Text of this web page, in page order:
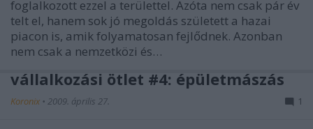
foglalkozott ezzel a területtel. Azóta nem csak pár év
telt el, hanem sok jó megoldás született a hazai
piacon is, amik folyamatosan fejlődnek. Azonban
nem csak a nemzetközi és…
vállalkozási ötlet #4: épületmászás
Koronix • 2009. április 27. 1